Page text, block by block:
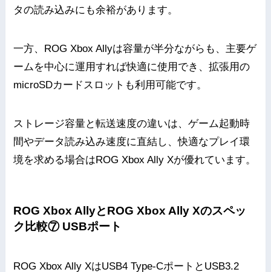
タの読み込みにも余裕があります。
一方、ROG Xbox Allyは容量が半分ながらも、主要ゲ
ームを中心に運用すれば快適に使用でき、拡張用の
microSDカードスロットも利用可能です。
ストレージ容量と転送速度の違いは、ゲーム起動時
間やデータ読み込み速度に直結し、快適なプレイ環
境を求める場合はROG Xbox Ally Xが優れています。
ROG Xbox AllyとROG Xbox Ally Xのスペッ
ク比較⑦ USBポート
ROG Xbox Ally XはUSB4 Type-CポートとUSB3.2